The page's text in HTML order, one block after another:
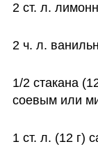
2 ст. л.
2 ч. л.
1/2 стакана
соевым или
1 ст. л. (12 г)